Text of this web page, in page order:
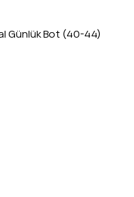
Günlük Bot (40-44)